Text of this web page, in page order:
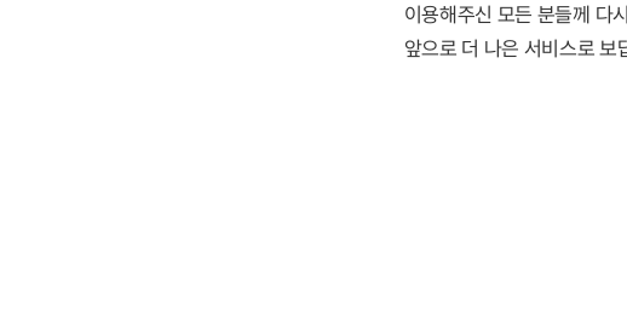
이용해주신 모든 분들께 다
앞으로 더 나은 서비스로 보